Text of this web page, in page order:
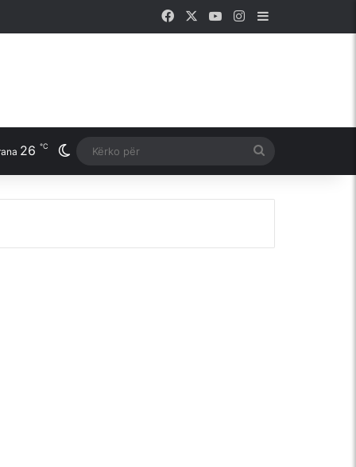
Facebook YouTubeInstagram
26 ℃ Switch skin
për